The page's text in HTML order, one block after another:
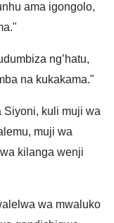
ama igongolo,
ng’hatu,
na kukakama."
Siyoni, kuli muji wa
muji wa
kilanga wenji
wa mwaluko